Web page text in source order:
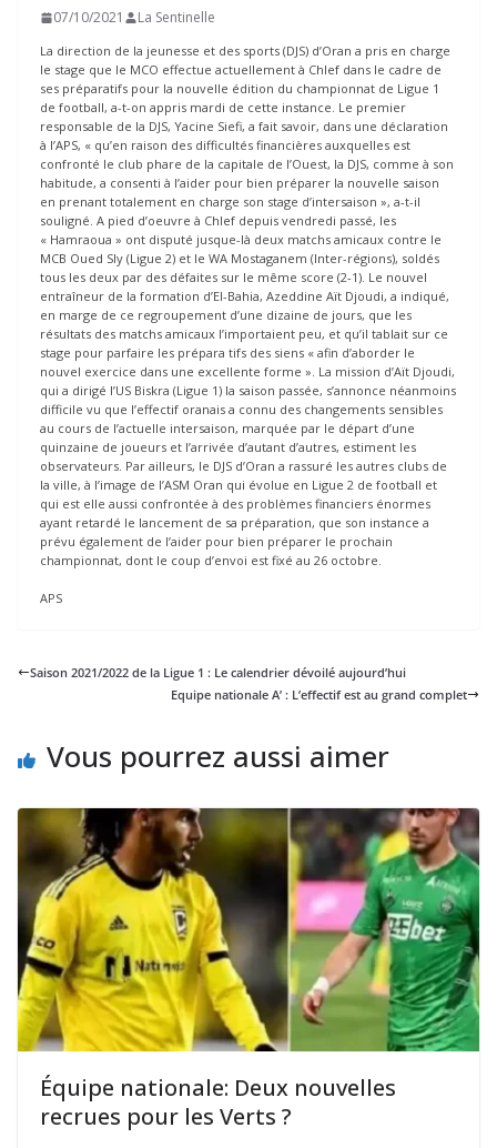
07/10/2021 La Sentinelle
La direction de la jeunesse et des sports (DJS) d’Oran a pris en charge
le stage que le MCO effectue actuellement à Chlef dans le cadre de
ses préparatifs pour la nouvelle édition du championnat de Ligue 1
de football, a-t-on appris mardi de cette instance. Le premier
responsable de la DJS, Yacine Siefi, a fait savoir, dans une déclaration
à l’APS, « qu’en raison des difficultés financières auxquelles est
confronté le club phare de la capitale de l’Ouest, la DJS, comme à son
habitude, a consenti à l’aider pour bien préparer la nouvelle saison
en prenant totalement en charge son stage d’intersaison », a-t-il
souligné. A pied d’oeuvre à Chlef depuis vendredi passé, les
« Hamraoua » ont disputé jusque-là deux matchs amicaux contre le
MCB Oued Sly (Ligue 2) et le WA Mostaganem (Inter-régions), soldés
tous les deux par des défaites sur le même score (2-1). Le nouvel
entraîneur de la formation d’El-Bahia, Azeddine Aït Djoudi, a indiqué,
en marge de ce regroupement d’une dizaine de jours, que les
résultats des matchs amicaux l’importaient peu, et qu’il tablait sur ce
stage pour parfaire les prépara tifs des siens « afin d’aborder le
nouvel exercice dans une excellente forme ». La mission d’Aït Djoudi,
qui a dirigé l’US Biskra (Ligue 1) la saison passée, s’annonce néanmoins
difficile vu que l’effectif oranais a connu des changements sensibles
au cours de l’actuelle intersaison, marquée par le départ d’une
quinzaine de joueurs et l’arrivée d’autant d’autres, estiment les
observateurs. Par ailleurs, le DJS d’Oran a rassuré les autres clubs de
la ville, à l’image de l’ASM Oran qui évolue en Ligue 2 de football et
qui est elle aussi confrontée à des problèmes financiers énormes
ayant retardé le lancement de sa préparation, que son instance a
prévu également de l’aider pour bien préparer le prochain
championnat, dont le coup d’envoi est fixé au 26 octobre.
APS
Saison 2021/2022 de la Ligue 1 : Le calendrier dévoilé aujourd’hui
Equipe nationale A’ : L’effectif est au grand complet
Vous pourrez aussi aimer
Équipe nationale: Deux nouvelles
recrues pour les Verts ?